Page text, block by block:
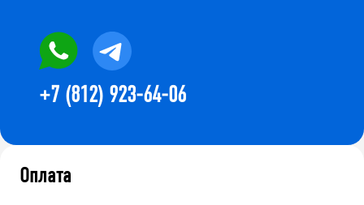
+7 (812) 923-64-06
Оплата